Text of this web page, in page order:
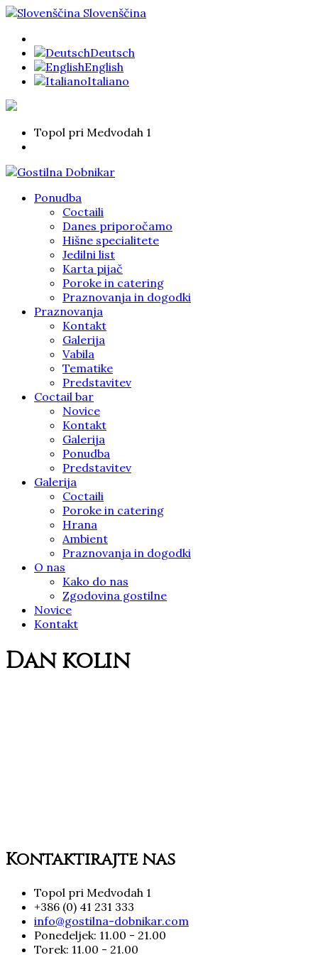
Slovenščina
Deutsch
English
Italiano
Topol pri Medvodah 1
Ponudba
Coctaili
Danes priporočamo
Hišne specialitete
Jedilni list
Karta pijač
Poroke in catering
Praznovanja in dogodki
Praznovanja
Kontakt
Galerija
Vabila
Tematike
Predstavitev
Coctail bar
Novice
Kontakt
Galerija
Ponudba
Predstavitev
Galerija
Coctaili
Poroke in catering
Hrana
Ambient
Praznovanja in dogodki
O nas
Kako do nas
Zgodovina gostilne
Novice
Kontakt
Dan kolin
Kontaktirajte nas
Topol pri Medvodah 1
+386 (0) 41 231 333
info@gostilna-dobnikar.com
Ponedeljek: 11.00 - 21.00
Torek: 11.00 - 21.00